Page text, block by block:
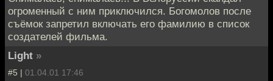
огроменный с ним приключился. Богомолов после
съёмок запретил включать его фамилию в список
создателей фильма.
Light »
#5 | 01.04.01 17:46